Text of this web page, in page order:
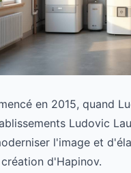
en 2015, quand
Ludovic
l'image et
d'Hapinov.